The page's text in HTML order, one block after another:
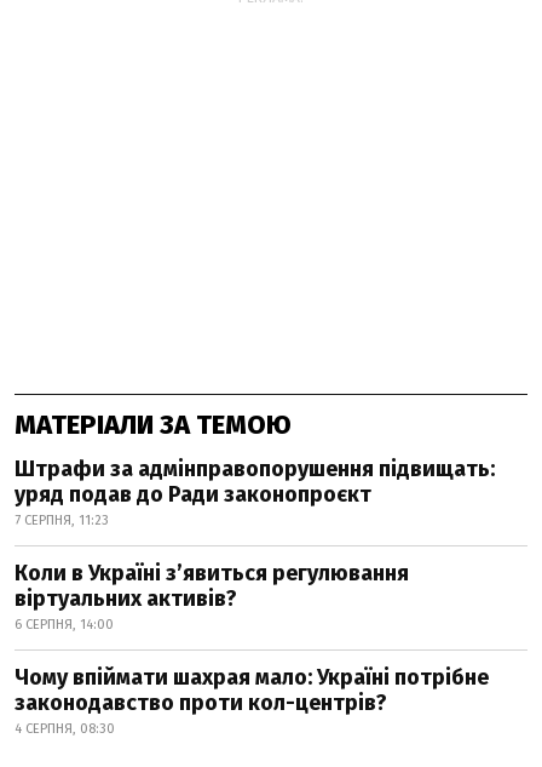
МАТЕРІАЛИ ЗА ТЕМОЮ
Штрафи за адмінправопорушення підвищать:
уряд подав до Ради законопроєкт
7 СЕРПНЯ, 11:23
Коли в Україні з’явиться регулювання
віртуальних активів?
6 СЕРПНЯ, 14:00
Чому впіймати шахрая мало: Україні потрібне
законодавство проти кол-центрів?
4 СЕРПНЯ, 08:30